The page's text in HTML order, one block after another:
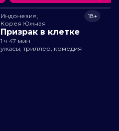
Индонезия,
Корея Южная
Призрак в клетке
18+
1 ч 47 мин
ужасы, триллер, комедия